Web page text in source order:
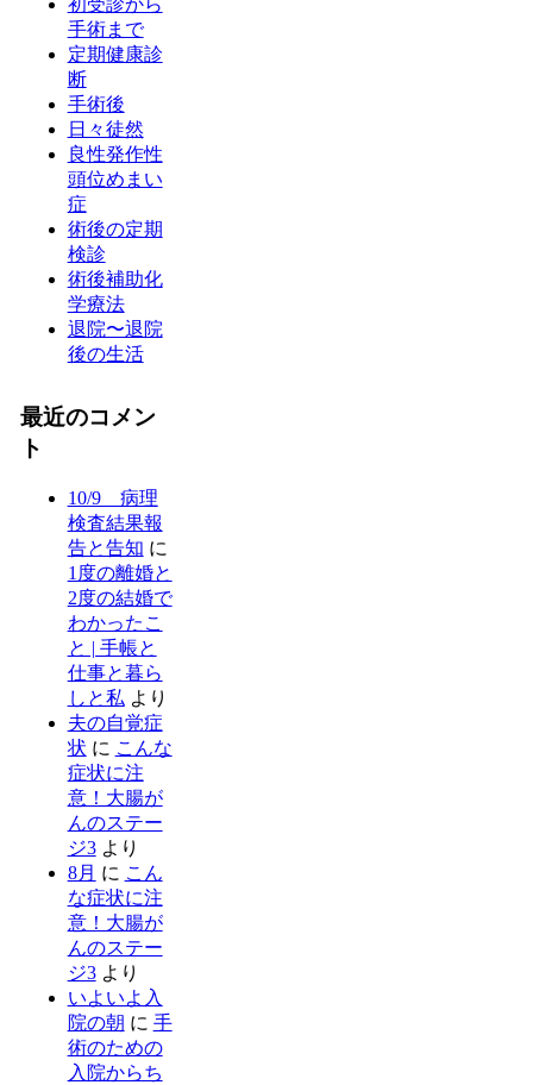
初受診から
手術まで
定期健康診
断
手術後
日々徒然
良性発作性
頭位めまい
症
術後の定期
検診
術後補助化
学療法
退院〜退院
後の生活
最近のコメン
ト
10/9 病理
検査結果報
告と告知 に
1度の離婚と
2度の結婚で
わかったこ
と | 手帳と
仕事と暮ら
しと私 より
夫の自覚症
状 に こんな
症状に注
意！大腸が
んのステー
ジ3より
8月 に こん
な症状に注
意！大腸が
んのステー
ジ3より
いよいよ入
院の朝 に 手
術のための
入院からち